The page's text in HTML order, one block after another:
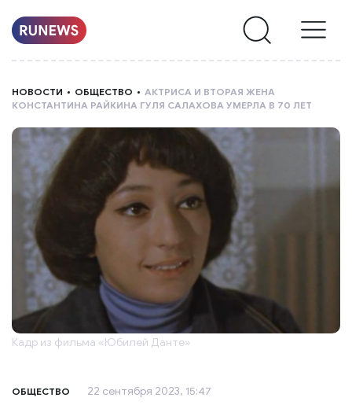
НАС
НОВОСТИ ОБЩЕСТВО
АКТРИСА И ВТОРАЯ ЖЕНА
КОНСТАНТИНА РАЙКИНА ГУЛЯ САЛАХОВА УМЕРЛА В 70 ЛЕТ
Кадр из фильма «Юбилей Данте»
ОБЩЕСТВО 22 сентября 2023, 15:47